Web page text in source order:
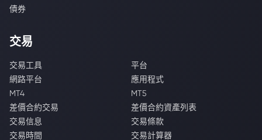
債券
交易
交易工具
平台
網路平台
應用程式
MT4
MT5
差價合約交易
差價合約資產列表
交易信息
交易條款
交易時間
交易計算器